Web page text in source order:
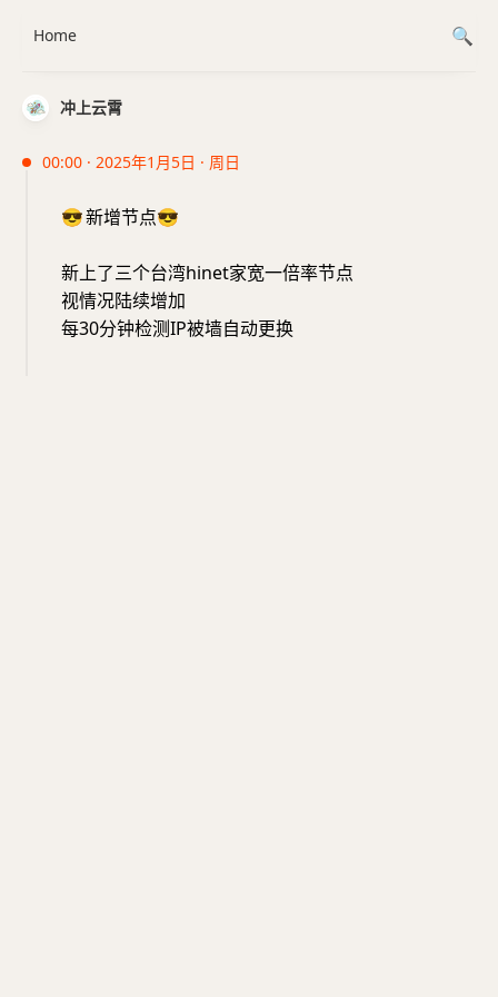
冲上云霄
00:00 · 2025年1月5日 · 周日
😎新增节点😎
新上了三个台湾hinet家宽一倍率节点
视情况陆续增加
每30分钟检测IP被墙自动更换
Home